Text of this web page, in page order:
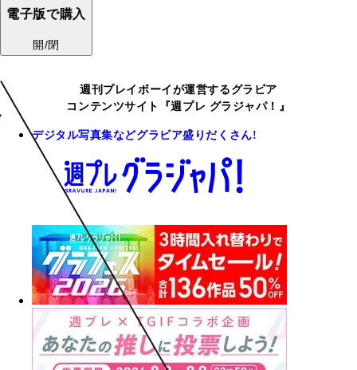
電子版で購入
開/閉
週刊プレイボーイが運営するグラビア
コンテンツサイト『週プレ グラジャパ！』
デジタル写真集などグラビア盛りだくさん!